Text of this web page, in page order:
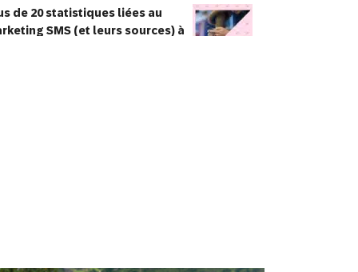
de 20 statistiques liées au
SMS (et leurs sources) à
comment l’utiliser pour créer de